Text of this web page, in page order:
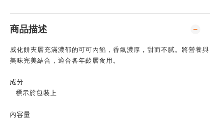
商品描述
威化餅夾層充滿濃郁的可可內餡，香氣濃厚，甜而不膩。將營養與
美味完美結合，適合各年齡層食用。
成分
標示於包裝上
內容量